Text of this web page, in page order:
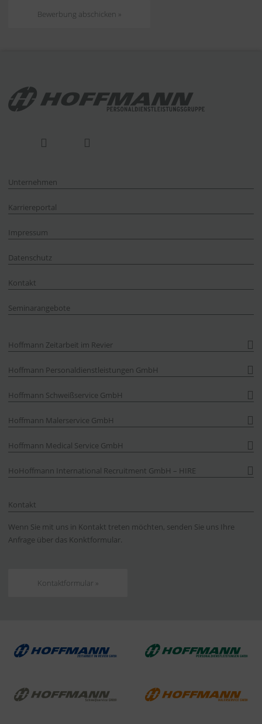
Unternehmen
Karriereportal
Impressum
Datenschutz
Kontakt
Seminarangebote
Hoffmann Zeitarbeit im Revier
Hoffmann Personaldienstleistungen GmbH
Hoffmann Schweißservice GmbH
Hoffmann Malerservice GmbH
Hoffmann Medical Service GmbH
HoHoffmann International Recruitment GmbH – HIRE
Kontakt
Wenn Sie mit uns in Kontakt treten möchten, senden Sie uns Ihre
Anfrage über das Konktformular.
Kontaktformular »